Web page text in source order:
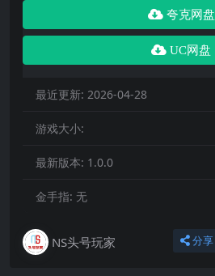
夸克网盘
UC网盘
最近更新: 2026-04-28
游戏大小:
最新版本: 1.0.0
金手指: 无
NS头号玩家 分享